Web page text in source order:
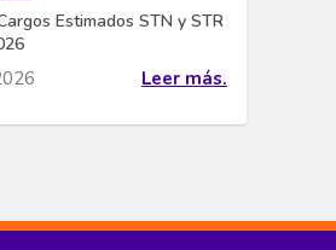
Estimados STN y STR
Leer más.